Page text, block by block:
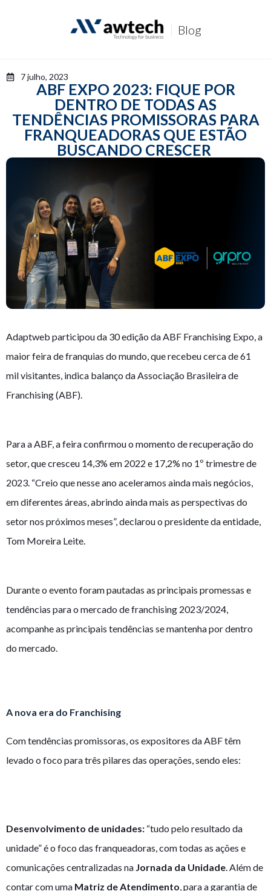
a
o
c
t
Blog
7 julho, 2023
ABF EXPO 2023: FIQUE POR
DENTRO DE TODAS AS
TENDÊNCIAS PROMISSORAS PARA
FRANQUEADORAS QUE ESTÃO
BUSCANDO CRESCER
Adaptweb participou da 30 edição da ABF Franchising Expo, a
maior feira de franquias do mundo, que recebeu cerca de 61
mil visitantes, indica balanço da Associação Brasileira de
Franchising (ABF).
Para a ABF, a feira confirmou o momento de recuperação do
setor, que cresceu 14,3% em 2022 e 17,2% no 1º trimestre de
2023. “Creio que nesse ano aceleramos ainda mais negócios,
em diferentes áreas, abrindo ainda mais as perspectivas do
setor nos próximos meses”, declarou o presidente da entidade,
Tom Moreira Leite.
Durante o evento foram pautadas as principais promessas e
tendências para o mercado de franchising 2023/2024,
acompanhe as principais tendências se mantenha por dentro
do mercado.
A nova era do Franchising
Com tendências promissoras, os expositores da ABF têm
levado o foco para três pilares das operações, sendo eles:
Desenvolvimento de unidades: “tudo pelo resultado da
unidade” é o foco das franqueadoras, com todas as ações e
comunicações centralizadas na Jornada da Unidade. Além de
contar com uma Matriz de Atendimento, para a garantia de